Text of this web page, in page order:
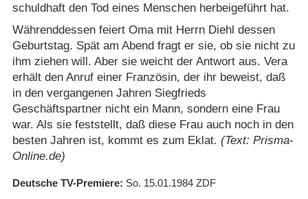
schuldhaft den Tod eines Menschen herbeigeführt hat.
Währenddessen feiert Oma mit Herrn Diehl dessen
Geburtstag. Spät am Abend fragt er sie, ob sie nicht zu
ihm ziehen will. Aber sie weicht der Antwort aus. Vera
erhält den Anruf einer Französin, der ihr beweist, daß
in den vergangenen Jahren Siegfrieds
Geschäftspartner nicht ein Mann, sondern eine Frau
war. Als sie feststellt, daß diese Frau auch noch in den
besten Jahren ist, kommt es zum Eklat. (Text: Prisma-
Online.de)
Deutsche TV-Premiere So. 15.01.1984 ZDF